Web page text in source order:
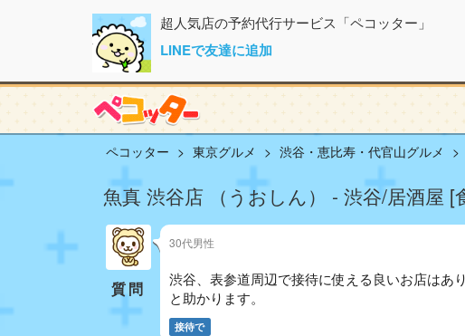
超人気店の予約代行サービス「ペコッター」
LINEで友達に追加
ペコッター 東京グルメ 渋谷・恵比寿・代官山グルメ
魚真 渋谷店 （うおしん） - 渋谷/居酒屋
質問
30代男性
渋谷、表参道周辺で接待に使える良いお店はあ
と助かります。
接待で